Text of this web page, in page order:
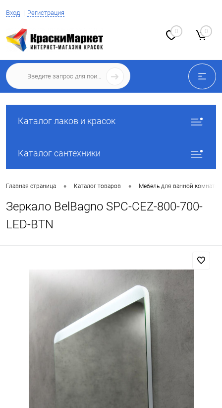
Вход Регистрация
0 0
Каталог лаков и красок
Каталог сантехники
Главная страница • Каталог товаров • Мебель для ванной комнаты
Зеркало BelBagno SPC-CEZ-800-700-
LED-BTN